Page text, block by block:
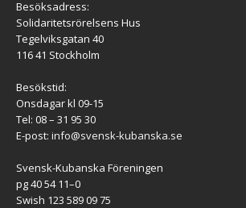
Besöksadress:
Solidaritetsrörelsens Hus
Tegelviksgatan 40
116 41 Stockholm
Besökstid:
Onsdagar kl 09-15
Tel: 08 – 31 95 30
E-post: info@svensk-kubanska.se
Svensk-Kubanska Föreningen
pg 40 54 11–0
Swish 123 589 09 75